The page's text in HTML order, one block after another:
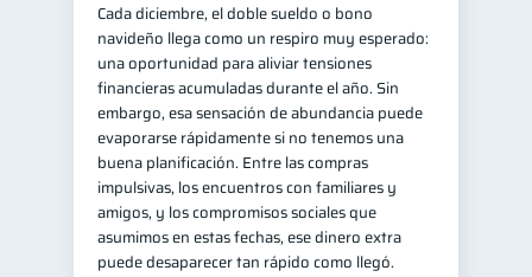
Cada diciembre, el doble sueldo o bono
navideño llega como un respiro muy esperado:
una oportunidad para aliviar tensiones
financieras acumuladas durante el año. Sin
embargo, esa sensación de abundancia puede
evaporarse rápidamente si no tenemos una
buena planificación. Entre las compras
impulsivas, los encuentros con familiares y
amigos, y los compromisos sociales que
asumimos en estas fechas, ese dinero extra
puede desaparecer tan rápido como llegó.